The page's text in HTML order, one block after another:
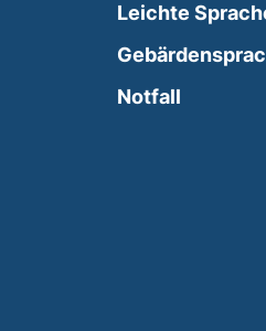
in a new window)
Leichte
Notfall